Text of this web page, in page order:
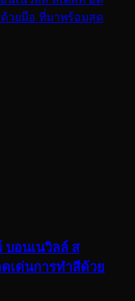
บอนเนวิลล์ ส
เด่นการทำสีด้วย